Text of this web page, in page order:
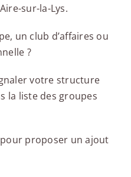
sur-la-Lys.
un club d’affaires ou
?
votre structure
la liste des groupes
pour proposer un ajout